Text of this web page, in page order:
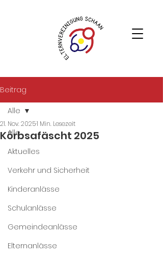
Beitrag
Alle
Aktuelles
Verkehr und Sicherheit
Kinderanlässe
Schulanlässe
Gemeindeanlässe
Elternanlässe
Alle
Körbsafäscht 2025
21. Nov. 20251 Min. Lesezeit